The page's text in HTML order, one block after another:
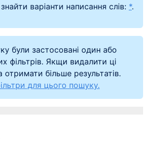
варіанти написання слів: *.
були застосовані один або
фільтрів. Якщи видалити ці
більше результатів.
для цього пошуку.